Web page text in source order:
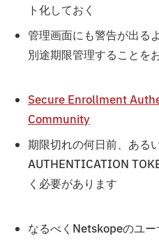
ト化しておく
管理画面にも警告が出る
別途期限管理することを
Secure Enrollment
Community
期限切れの何日前、ある
AUTHENTICATION
く必要があります
なるべくNetskopeのユ